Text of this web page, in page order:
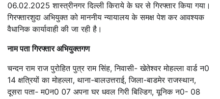
06.02.2025 शास्त्रीनगर दिल्ली किराये के घर से गिरफ्तार किया गया।
गिरफ्तारशुदा अभियुक्त को माननीय न्यायालय के समक्ष पेश कर आवश्यक
वैधानिक कार्यावाही की जा रही है।
नाम पता गिरफ्तार अभियुक्तगण
चन्दन राम राज पुरोहित पुत्र राम सिंह, निवासी- खेतेश्वर मोहल्ला वार्ड न0
14 क्षत्रियों का मोहल्ला, थाना-बालउत्तराई, जिला-बाडमेर राजस्थान,
दूसरा पता- म0न0 07 अपना घर धवल गिरी बिल्डिग, यूनिक न0- 08